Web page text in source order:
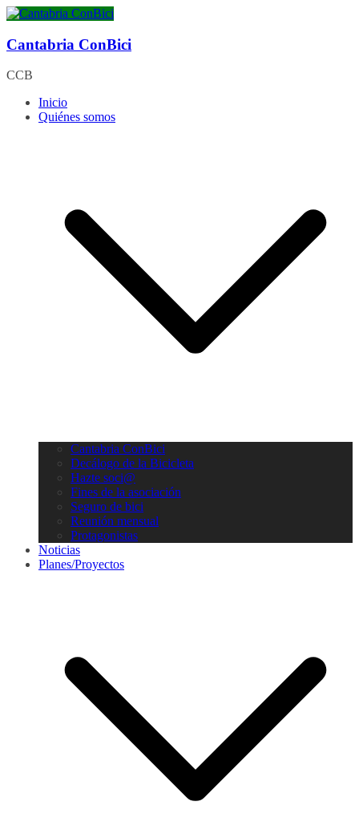
Saltar
contenido
Cantabria ConBici
CCB
Inicio
Quiénes somos
Cantabria ConBici
Decálogo de la Bicicleta
Hazte soci@
Fines de la asociación
Seguro de bici
Reunión mensual
Protagonistas
Noticias
Planes/Proyectos